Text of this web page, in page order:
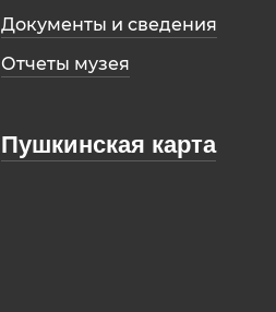
Документы и сведения
Отчеты музея
Пушкинская карта